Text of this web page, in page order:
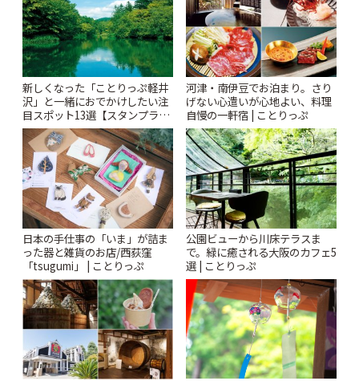
新しくなった「ことりっぷ軽井
沢」と一緒におでかけしたい注
目スポット13選【スタンプラリ
ー開催中】 | ことりっぷ
河津・南伊豆でお泊まり。さり
げない心遣いが心地よい、料理
自慢の一軒宿 | ことりっぷ
日本の手仕事の「いま」が詰ま
った器と雑貨のお店/西荻窪
「tsugumi」 | ことりっぷ
公園ビューから川床テラスま
で。緑に癒される大阪のカフェ5
選 | ことりっぷ